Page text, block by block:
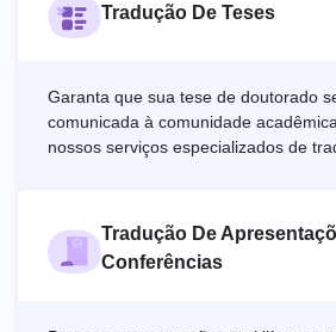
Tradução De Teses
Garanta que sua tese de doutorado
comunicada à comunidade
nossos serviços especializados de
Tradução De
Conferências